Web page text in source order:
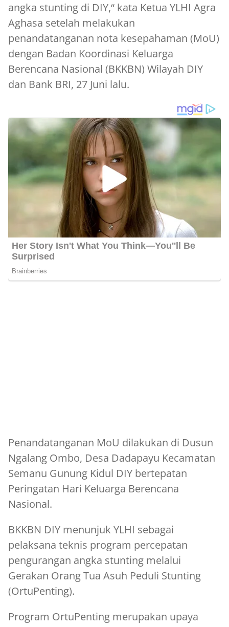
angka stunting di DIY,“ kata Ketua YLHI Agra
Aghasa setelah melakukan
penandatanganan nota kesepahaman (MoU)
dengan Badan Koordinasi Keluarga
Berencana Nasional (BKKBN) Wilayah DIY
dan Bank BRI, 27 Juni lalu.
Penandatanganan MoU dilakukan di Dusun
Ngalang Ombo, Desa Dadapayu Kecamatan
Semanu Gunung Kidul DIY bertepatan
Peringatan Hari Keluarga Berencana
Nasional.
BKKBN DIY menunjuk YLHI sebagai
pelaksana teknis program percepatan
pengurangan angka stunting melalui
Gerakan Orang Tua Asuh Peduli Stunting
(OrtuPenting).
Program OrtuPenting merupakan upaya